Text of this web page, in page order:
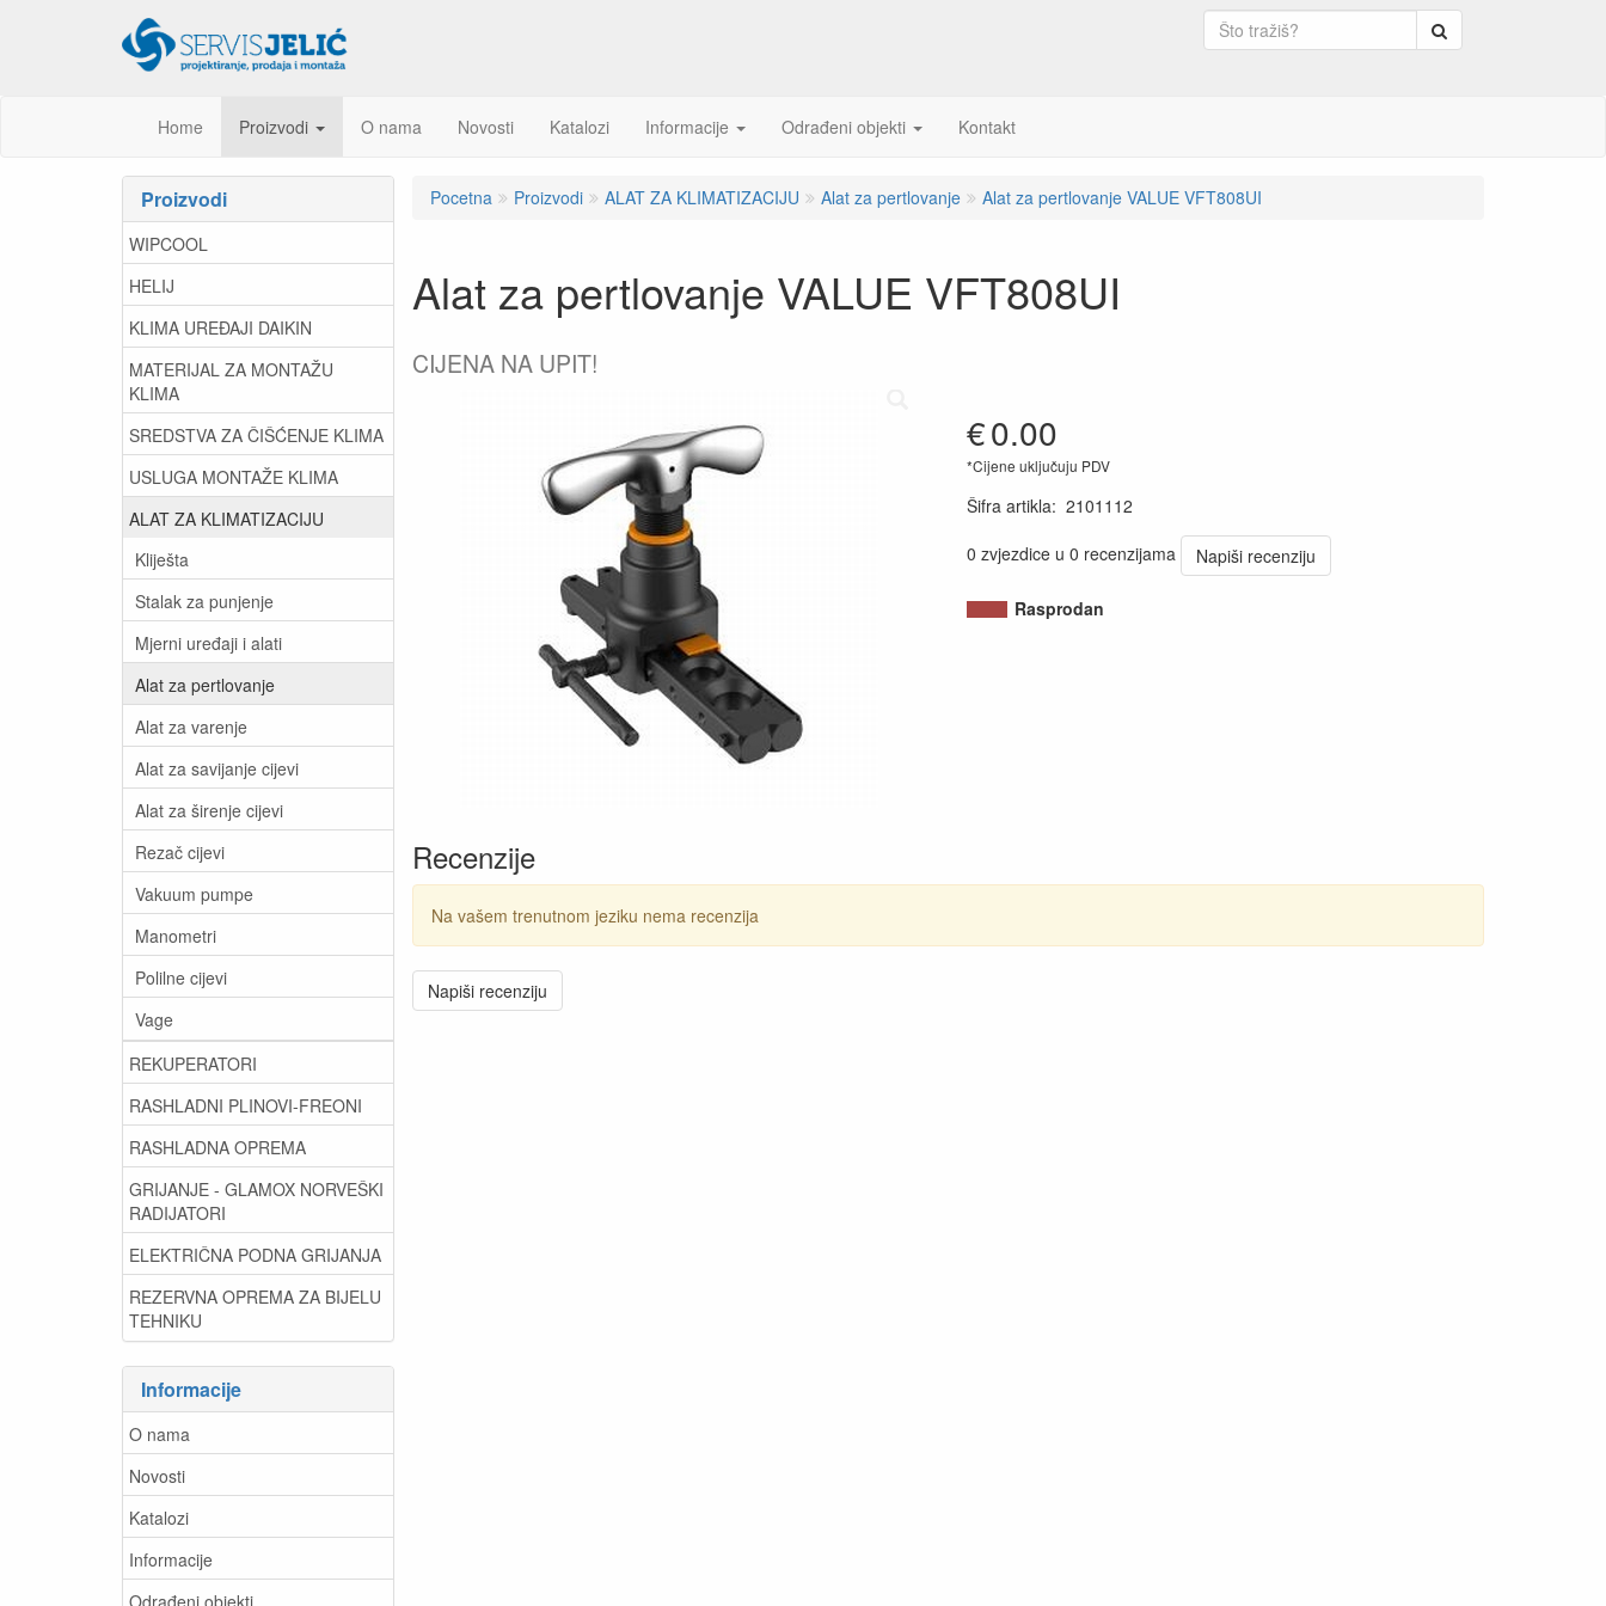
Home Proizvodi O nama Novosti Katalozi Informacije Odrađeni objekti Kontakt
Pocetna Proizvodi ALAT ZA KLIMATIZACIJU Alat za pertlovanje Alat za pertlovanje VALUE VFT808UI
Alat za pertlovanje VALUE VFT808UI
CIJENA NA UPIT!
€0.00
*Cijene uključuju PDV
Šifra artikla: 2101112
0 zvjezdice u 0 recenzijama
Napiši recenziju
Rasprodan
Recenzije
Na vašem trenutnom jeziku nema recenzija
Napiši recenziju
Proizvodi
WIPCOOL
HELIJ
KLIMA UREĐAJI DAIKIN
MATERIJAL ZA MONTAŽU
KLIMA
SREDSTVA ZA ČIŠĆENJE KLIMA
USLUGA MONTAŽE KLIMA
ALAT ZA KLIMATIZACIJU
Kliješta
Stalak za punjenje
Mjerni uređaji i alati
Alat za pertlovanje
Alat za varenje
Alat za savijanje cijevi
Alat za širenje cijevi
Rezač cijevi
Vakuum pumpe
Manometri
Polilne cijevi
Vage
REKUPERATORI
RASHLADNI PLINOVI-FREONI
RASHLADNA OPREMA
GRIJANJE - GLAMOX NORVEŠKI
RADIJATORI
ELEKTRIČNA PODNA GRIJANJA
REZERVNA OPREMA ZA BIJELU
TEHNIKU
Informacije
O nama
Novosti
Katalozi
Informacije
Odrađeni objekti